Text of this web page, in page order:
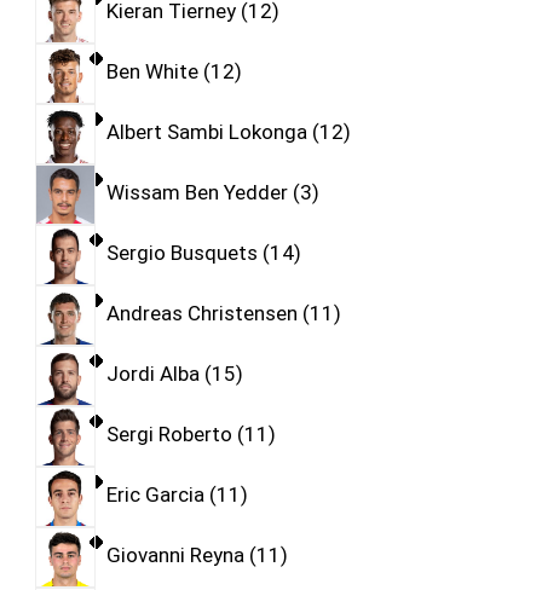
Kieran Tierney 12
Ben White 12
Albert Sambi Lokonga 12
Wissam Ben Yedder 3
Sergio Busquets 14
Andreas Christensen 11
Jordi Alba 15
Sergi Roberto 11
Eric Garcia 11
Giovanni Reyna 11